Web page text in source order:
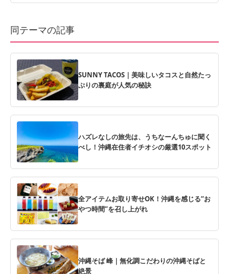
同テーマの記事
SUNNY TACOS｜美味しいタコスと自然たっ
ぷりの裏庭が人気の秘訣
ハズレなしの旅先は、うちなーんちゅに聞く
べし！沖縄在住者イチオシの厳選10スポット
全アイテムお取り寄せOK！沖縄を感じる“お
やつ時間”を召し上がれ
沖縄そば 峰｜無化調こだわりの沖縄そばと
絶景